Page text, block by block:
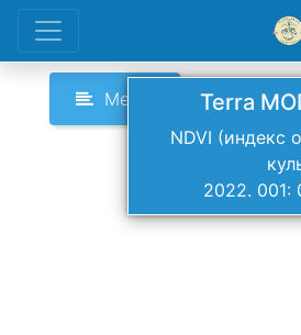
Меню Terra
NDVI (индекс
2022. 001: